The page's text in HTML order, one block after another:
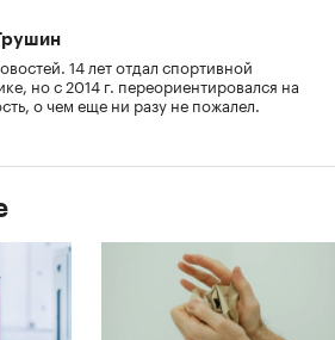
14 лет отдал спортивной
но с 2014 г. переориентировался на
о чем еще ни разу не пожалел.